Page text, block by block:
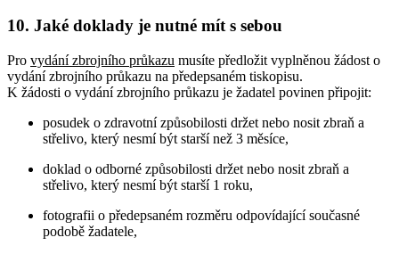
10. Jaké doklady je nutné mít s sebou
Pro vydání zbrojního průkazu musíte předložit vyplněnou žádost o
vydání zbrojního průkazu na předepsaném tiskopisu.
K žádosti o vydání zbrojního průkazu je žadatel povinen připojit:
posudek o zdravotní způsobilosti držet nebo nosit zbraň a
střelivo, který nesmí být starší než 3 měsíce,
doklad o odborné způsobilosti držet nebo nosit zbraň a
střelivo, který nesmí být starší 1 roku,
fotografii o předepsaném rozměru odpovídající současné
podobě žadatele,